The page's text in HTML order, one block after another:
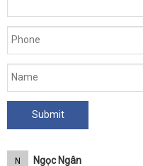
-
Vòng
đeo
dương
vật
năng
Hand
N Ngọc Ngân